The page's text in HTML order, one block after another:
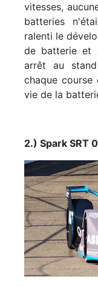
vitesses,
batteries
ralenti le
de batterie et
arrêt au
chaque
vie de la
2.) Spark SRT